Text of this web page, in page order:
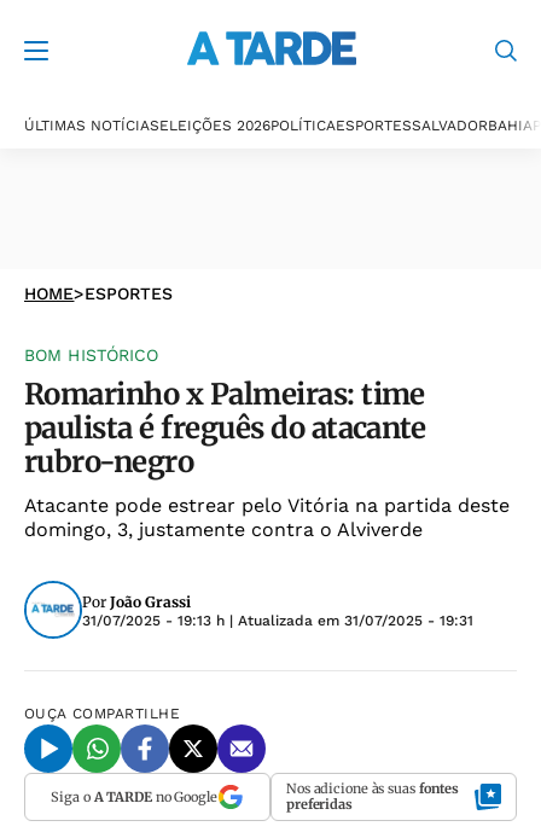
ÚLTIMAS NOTÍCIASELEIÇÕES 2026POLÍTICAESPORTESSALVADORBAHIA
HOME>ESPORTES
BOM HISTÓRICO
Romarinho x Palmeiras: time
paulista é freguês do atacante
rubro-negro
Atacante pode estrear pelo Vitória na partida deste
domingo, 3, justamente contra o Alviverde
Por João Grassi
31/07/2025 - 19:13 h | Atualizada em 31/07/2025 - 19:31
OUÇA COMPARTILHE
Siga o A TARDEno Google Nos adicione às suas fontes
preferidas